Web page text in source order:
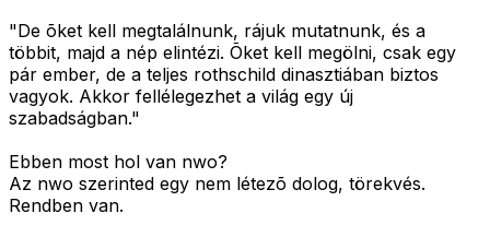
"De õket kell megtalálnunk, rájuk mutatnunk, és a
többit, majd a nép elintézi. Õket kell megölni, csak egy
pár ember, de a teljes rothschild dinasztiában biztos
vagyok. Akkor fellélegezhet a világ egy új
szabadságban."
Ebben most hol van nwo?
Az nwo szerinted egy nem létezõ dolog, törekvés.
Rendben van.